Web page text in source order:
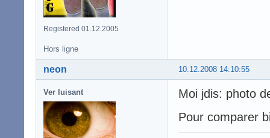
Registered 01.12.2005
Hors ligne
10.12.2008 14:10:55
neon
Ver luisant
Moi jdis: photo
Pour comparer